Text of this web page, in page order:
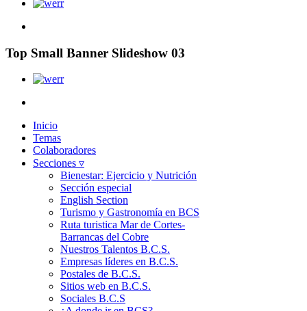
Top Small Banner Slideshow 03
Inicio
Temas
Colaboradores
Secciones ▿
Bienestar: Ejercicio y Nutrición
Sección especial
English Section
Turismo y Gastronomía en BCS
Ruta turistica Mar de Cortes-
Barrancas del Cobre
Nuestros Talentos B.C.S.
Empresas líderes en B.C.S.
Postales de B.C.S.
Sitios web en B.C.S.
Sociales B.C.S